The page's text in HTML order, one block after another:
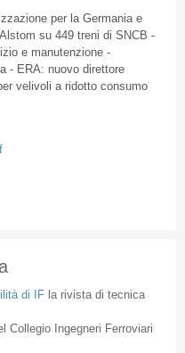
per la Germania e
su 449 treni di SNCB -
e manutenzione -
- ERA: nuovo direttore
velivoli a ridotto consumo
di IFla rivista di tecnica
Collegio Ingegneri Ferroviari